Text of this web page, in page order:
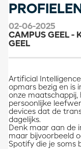
02-06-2025
CAMPUS GEEL -
GEEL
Artificial
opmars bezig en is
onze maatschappij,
persoonlijke
devices dat de
dagelijks.
Denk maar aan de
maar bijvoorbeeld
Spotify die je soms